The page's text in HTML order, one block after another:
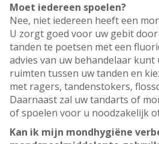
Moet iedereen spoelen?
Nee, niet iedereen heeft een
U zorgt goed voor uw gebit
tanden te poetsen met een
advies van uw behandelaar kunt
ruimten tussen uw tanden en
met ragers, tandenstokers,
Daarnaast zal uw tandarts of
of spoelen voor u noodzakelijk
Kan ik mijn mondhygiëne